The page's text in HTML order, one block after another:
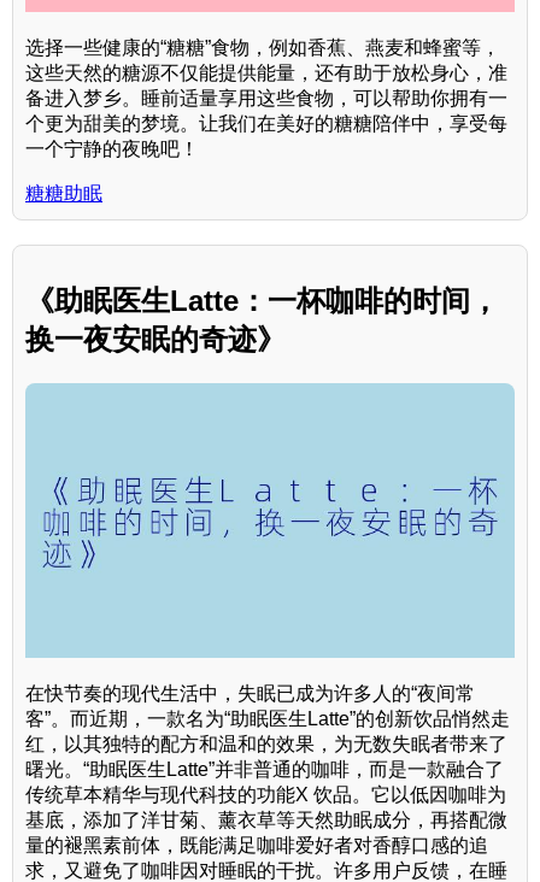
选择一些健康的“糖糖”食物，例如香蕉、燕麦和蜂蜜等，
这些天然的糖源不仅能提供能量，还有助于放松身心，准
备进入梦乡。睡前适量享用这些食物，可以帮助你拥有一
个更为甜美的梦境。让我们在美好的糖糖陪伴中，享受每
一个宁静的夜晚吧！
糖糖助眠
《助眠医生Latte：一杯咖啡的时间，
换一夜安眠的奇迹》
在快节奏的现代生活中，失眠已成为许多人的“夜间常
客”。而近期，一款名为“助眠医生Latte”的创新饮品悄然走
红，以其独特的配方和温和的效果，为无数失眠者带来了
曙光。“助眠医生Latte”并非普通的咖啡，而是一款融合了
传统草本精华与现代科技的功能X 饮品。它以低因咖啡为
基底，添加了洋甘菊、薰衣草等天然助眠成分，再搭配微
量的褪黑素前体，既能满足咖啡爱好者对香醇口感的追
求，又避免了咖啡因对睡眠的干扰。许多用户反馈，在睡